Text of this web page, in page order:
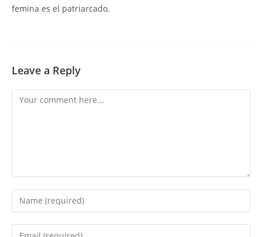
femina es el patriarcado.
Leave a Reply
Comment
Enter
your
name
Enter